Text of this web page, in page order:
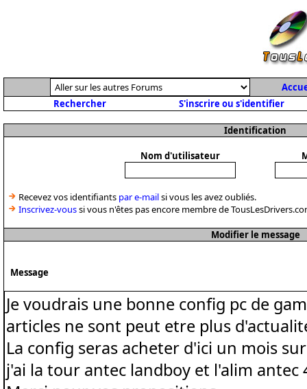
Rechercher
S'inscrire ou s'identifier
Identification
Nom d'utilisateur
Recevez vos identifiants par e-mailsi vous les avez oubliés.
Inscrivez-voussi vous n'êtes pas encore membre de
Modifier le message
Message